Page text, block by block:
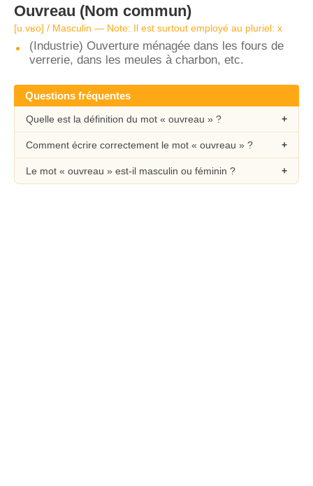
Ouvreau (Nom commun)
[u.vʁo] / Masculin — Note: Il est surtout employé au pluriel: x
(Industrie) Ouverture ménagée dans les fours de
verrerie, dans les meules à charbon, etc.
Questions fréquentes
Quelle est la définition du mot « ouvreau » ?
Comment écrire correctement le mot « ouvreau » ?
Le mot « ouvreau » est-il masculin ou féminin ?